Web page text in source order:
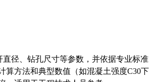
径、钻孔尺寸等参数，并依据专业标准
算方法和典型数值（如混凝土强度C30下